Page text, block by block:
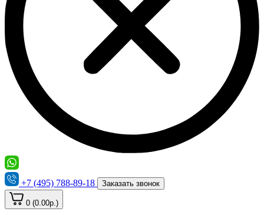
+7 (495) 788-89-18 Заказать звонок
0 (0.00р.)